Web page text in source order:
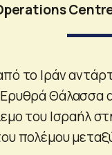
το Ιράν
Θάλασσα
του Ισραήλ
πολέμου